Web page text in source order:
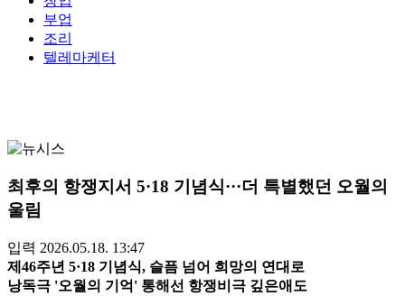
부업
조리
텔레마케터
최후의 항쟁지서 5·18 기념식···더 특별했던 오월의
울림
입력 2026.05.18. 13:47
제46주년 5·18 기념식, 슬픔 넘어 희망의 연대로
낭독극 '오월의 기억' 통해선 항쟁비극 깊은애도